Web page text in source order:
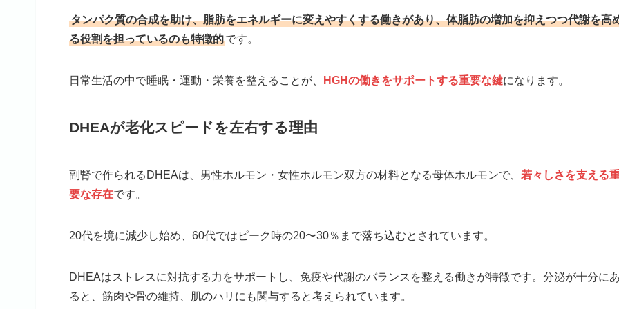
タンパク質の合成を助け、脂肪をエネルギーに変えやすくする働きがあり、体脂肪の増加を抑えつつ代謝を高
る役割を担っているのも特徴的です。
日常生活の中で睡眠・運動・栄養を整えることが、 HGHの働きをサポートする重要な鍵になります。
DHEAが老化スピードを左右する理由
副腎で作られるDHEAは、男性ホルモン・女性ホルモン双方の材料となる母体ホルモンで、 若々しさを支える
要な存在です。
20代を境に減少し始め、60代ではピーク時の20〜30％まで落ち込むとされています。
DHEAはストレスに対抗する力をサポートし、免疫や代謝のバランスを整える働きが特徴です。分泌が十分にあ
ると、筋肉や骨の維持、肌のハリにも関与すると考えられています。